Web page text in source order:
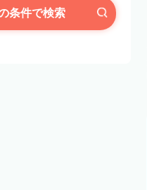
条件で検索